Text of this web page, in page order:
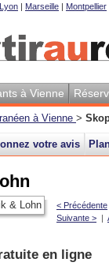
Lyon | Marseille | Montpellier
à Vienne
à Vienne >
votre avis
< Précédente
Suivante > |
en ligne